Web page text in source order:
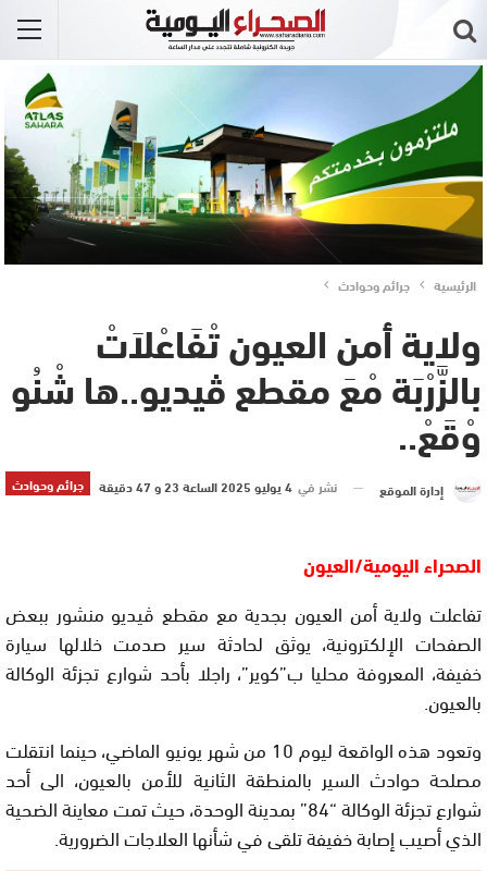
الرئيسية جرائم وحوادث
ولاية أمن العيون تْفَاعْلاَتْ
بالزَّرْبَة مْعَ مقطع ڤيديو..ها شْنُو
وْقَعْ..
جرائم وحوادث إدارة الموقع نشر في 4 يوليو 2025 الساعة 23 و 47 دقيقة
الصحراء اليومية/العيون
تفاعلت ولاية أمن العيون بجدية مع مقطع ڤيديو منشور ببعض
الصفحات الإلكترونية، يوثق لحادثة سير صدمت خلالها سيارة
خفيفة، المعروفة محليا ب”كوير”، راجلا بأحد شوارع تجزئة الوكالة
بالعيون.
وتعود هذه الواقعة ليوم 10 من شهر يونيو الماضي، حينما انتقلت
مصلحة حوادث السير بالمنطقة الثانية للأمن بالعيون، الى أحد
شوارع تجزئة الوكالة “84” بمدينة الوحدة، حيث تمت معاينة الضحية
الذي أصيب إصابة خفيفة تلقى في شأنها العلاجات الضرورية.